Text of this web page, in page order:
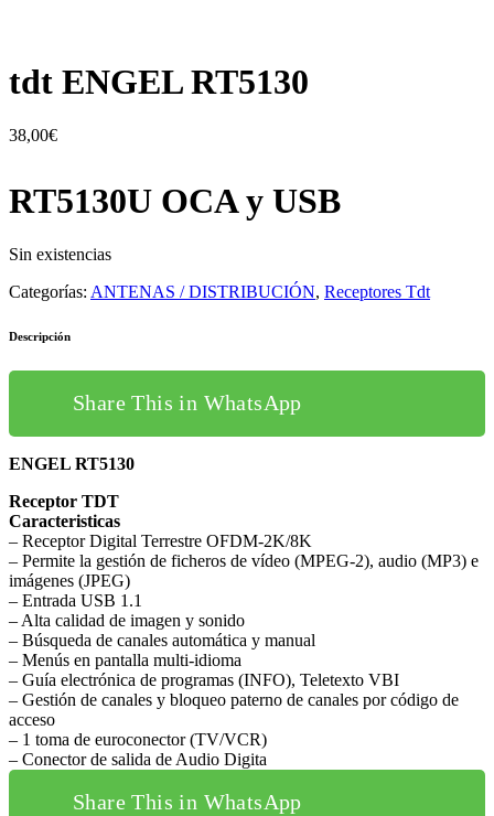
tdt ENGEL RT5130
38,00€
RT5130U OCA y USB
Sin existencias
Categorías: ANTENAS / DISTRIBUCIÓN, Receptores Tdt
Descripción
Share This in WhatsApp
ENGEL RT5130
Receptor TDT
Caracteristicas
– Receptor Digital Terrestre OFDM-2K/8K
– Permite la gestión de ficheros de vídeo (MPEG-2), audio (MP3) e
imágenes (JPEG)
– Entrada USB 1.1
– Alta calidad de imagen y sonido
– Búsqueda de canales automática y manual
– Menús en pantalla multi-idioma
– Guía electrónica de programas (INFO), Teletexto VBI
– Gestión de canales y bloqueo paterno de canales por código de
acceso
– 1 toma de euroconector (TV/VCR)
– Conector de salida de Audio Digita
Share This in WhatsApp